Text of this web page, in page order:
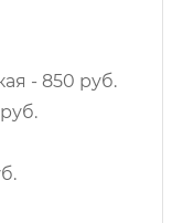
- 850 руб.